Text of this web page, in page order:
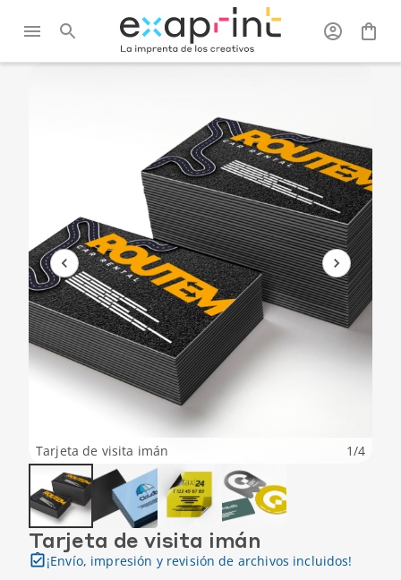
Tarjeta de visita imán 1/4
Tarjeta de visita imán
¡Envío, impresión y revisión de archivos incluidos!